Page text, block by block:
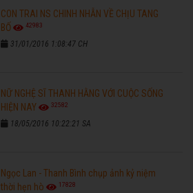
CON TRAI NS CHINH NHẪN VỀ CHỊU TANG
BỐ
42983
31/01/2016 1:08:47 CH
NỮ NGHỆ SĨ THANH HẰNG VỚI CUỘC SỐNG
HIỆN NAY
32582
18/05/2016 10:22:21 SA
Ngọc Lan - Thanh Bình chụp ảnh kỷ niệm
thời hẹn hò
17828